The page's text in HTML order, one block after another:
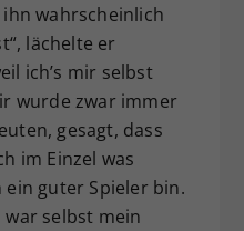
wahrscheinlich
lächelte er
ich’s mir selbst
wurde zwar immer
gesagt, dass
im Einzel was
ein guter Spieler bin.
war selbst mein